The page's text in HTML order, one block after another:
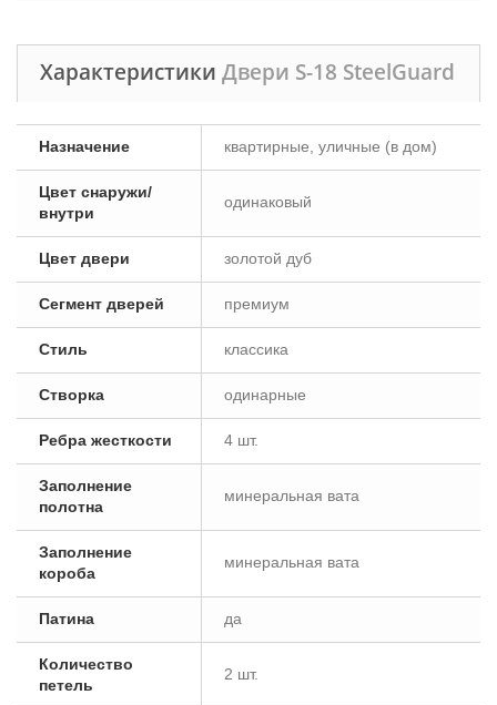
Характеристики Двери S-18 SteelGuard
Назначение квартирные, уличные (в дом)
Цвет снаружи/
внутри
одинаковый
Цвет двери золотой дуб
Сегмент дверей премиум
Стиль классика
Створка одинарные
Ребра жесткости 4 шт.
Заполнение
полотна
минеральная вата
Заполнение
короба
минеральная вата
Патина да
Количество
петель
2 шт.